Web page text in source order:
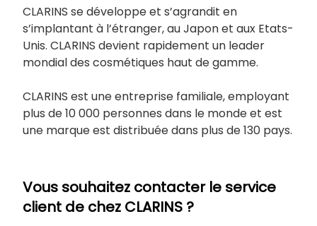
CLARINS se développe et s’agrandit en
s’implantant à l’étranger, au Japon et aux Etats-
Unis. CLARINS devient rapidement un leader
mondial des cosmétiques haut de gamme.
CLARINS est une entreprise familiale, employant
plus de 10 000 personnes dans le monde et est
une marque est distribuée dans plus de 130 pays.
Vous souhaitez contacter le service
client de chez CLARINS ?